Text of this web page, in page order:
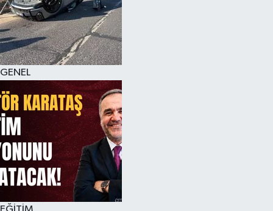
GENEL
KÜLTÜR SANAT
MAGAZİN
SAĞLIK
SİYASET
SPOR
TEKNOLOJİ
VİZYONDAKİLER